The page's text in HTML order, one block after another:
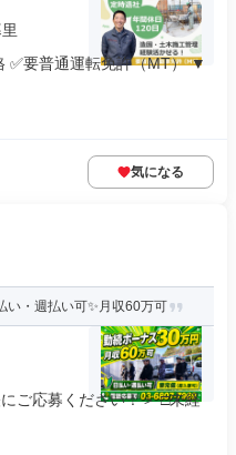
✅要普通運転免許（MT） ▼
気になる
い・週払い可✨月収60万可
ご応募ください！＞ □未経